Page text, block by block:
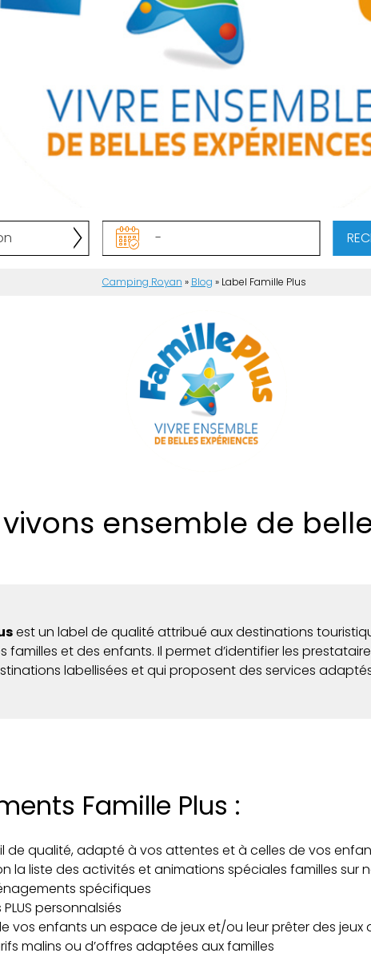
Camping Royan » Blog » Label Famille Plus
vivons ensemble de
est un label de qualité attribué aux destinations
familles et des enfants. Il permet d’identifier les
labellisées et qui proposent des services
Famille Plus :
de qualité, adapté à vos attentes et à celles de vos
la liste des activités et animations spéciales familles sur
spécifiques
personnalsiés
vos enfants un espace de jeux et/ou leur prêter des jeux
malins ou d’offres adaptées aux familles